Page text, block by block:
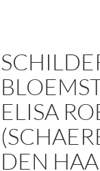
ELISA
DEN